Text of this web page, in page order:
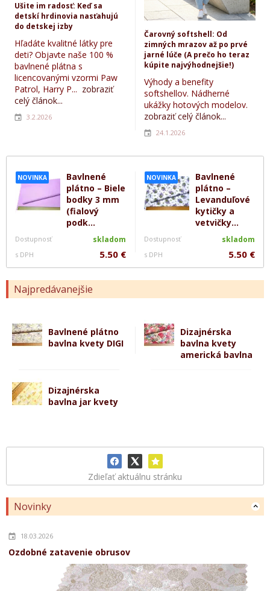
NOVINKA
Bavlnené
plátno – Biele
bodky 3 mm
(fialový
podk...
Dostupnosť skladom
s DPH 5.50 €
NOVINKA
Bavlnené
plátno –
Levanduľové
kytičky a
vetvičky...
Dostupnosť skladom
s DPH 5.50 €
Najpredávanejšie
Bavlnené plátno
bavlna kvety DIGI
Dizajnérska
bavlna kvety
americká bavlna
Dizajnérska
bavlna jar kvety
Zdieľať aktuálnu stránku
Novinky
18.03.2026
Ozdobné zatavenie obrusov
Ušite im radosť: Keď sa
detskí hrdinovia nasťahujú
do detskej izby
Hľadáte kvalitné látky pre
deti? Objavte naše 100 %
bavlnené plátna s
licencovanými vzormi Paw
Patrol, Harry P... zobraziť
celý článok...
3.2.2026
Čarovný softshell: Od
zimných mrazov až po prvé
jarné lúče (A prečo ho teraz
kúpite najvýhodnejšie!)
Výhody a benefity
softshellov. Nádherné
ukážky hotových modelov.
zobraziť celý článok...
24.1.2026